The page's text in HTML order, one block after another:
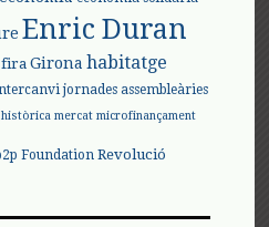
Enric Duran
fira Girona habitatge
jornades assembleàries
mercat microfinançament
Foundation Revolució